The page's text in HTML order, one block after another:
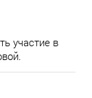
участие в